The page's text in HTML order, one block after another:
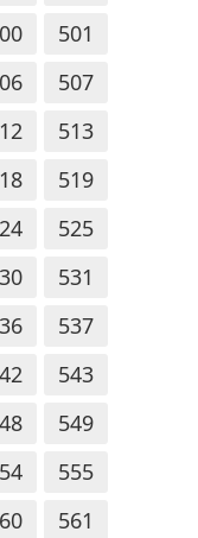
501
507
513
519
525
531
537
543
549
555
561